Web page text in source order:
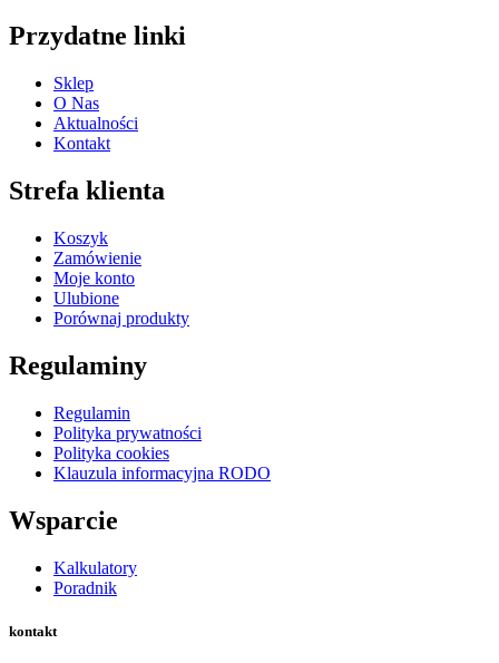
Przydatne linki
Sklep
O Nas
Aktualności
Kontakt
Strefa klienta
Koszyk
Zamówienie
Moje konto
Ulubione
Porównaj produkty
Regulaminy
Regulamin
Polityka prywatności
Polityka cookies
Klauzula informacyjna RODO
Wsparcie
Kalkulatory
Poradnik
kontakt